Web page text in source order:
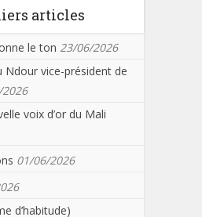
articles
le ton 23/06/2026
Ndour vice-président de
voix d’or du Mali
01/06/2026
d’habitude)